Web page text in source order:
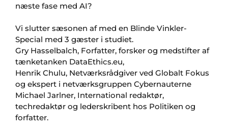
næste fase med AI?
Vi slutter sæsonen af med en Blinde Vinkler-
Special med 3 gæster i studiet.
Gry Hasselbalch, Forfatter, forsker og medstifter af
tænketanken DataEthics.eu,
Henrik Chulu, Netværksrådgiver ved Globalt Fokus
og ekspert i netværksgruppen Cybernauterne
Michael Jarlner, International redaktør,
techredaktør og lederskribent hos Politiken og
forfatter.